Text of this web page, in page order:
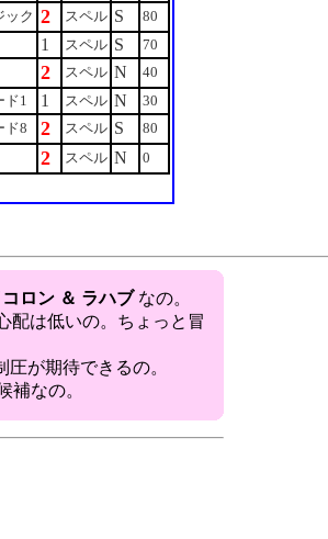
ック 2 スペル S
80
1 スペル S
70
2 スペル N
40
ド1 1 スペル N
30
ド8 2 スペル S
80
2 スペル N 0
ロン ＆ ラハブ なの。
配は低いの。ちょっと冒
が期待できるの。
補なの。